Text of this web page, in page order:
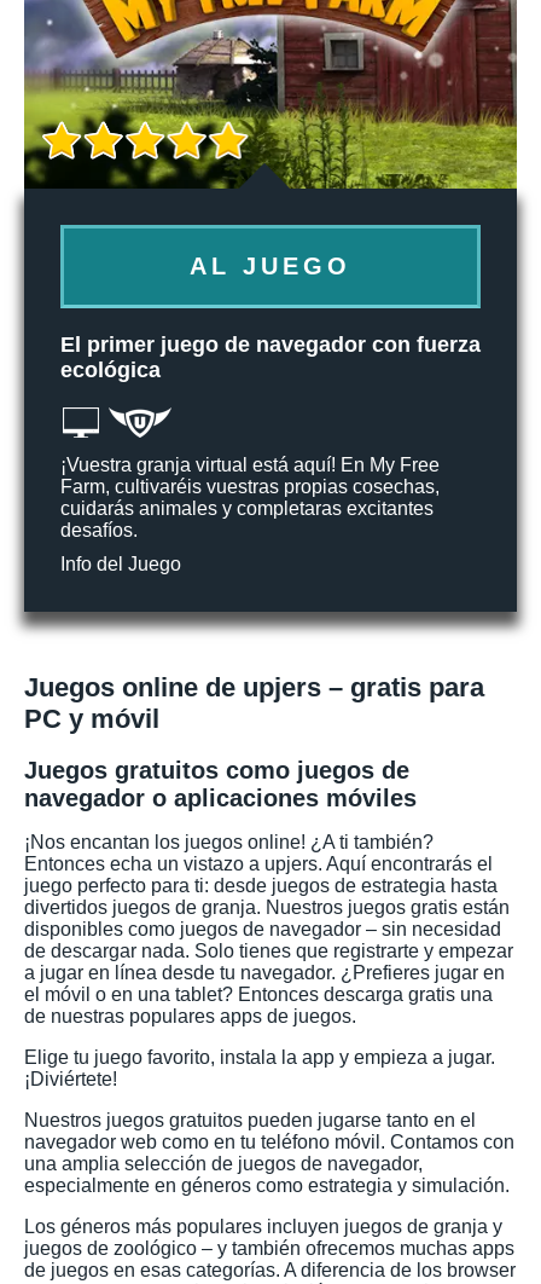
AL JUEGO
El primer juego de navegador con fuerza
ecológica
¡Vuestra granja virtual está aquí! En My Free
Farm, cultivaréis vuestras propias cosechas,
cuidarás animales y completaras excitantes
desafíos.
Info del Juego
Juegos online de upjers – gratis para
PC y móvil
Juegos gratuitos como juegos de
navegador o aplicaciones móviles
¡Nos encantan los juegos online! ¿A ti también?
Entonces echa un vistazo a upjers. Aquí encontrarás el
juego perfecto para ti: desde juegos de estrategia hasta
divertidos juegos de granja. Nuestros juegos gratis están
disponibles como juegos de navegador – sin necesidad
de descargar nada. Solo tienes que registrarte y empezar
a jugar en línea desde tu navegador. ¿Prefieres jugar en
el móvil o en una tablet? Entonces descarga gratis una
de nuestras populares apps de juegos.
Elige tu juego favorito, instala la app y empieza a jugar.
¡Diviértete!
Nuestros juegos gratuitos pueden jugarse tanto en el
navegador web como en tu teléfono móvil. Contamos con
una amplia selección de juegos de navegador,
especialmente en géneros como estrategia y simulación.
Los géneros más populares incluyen juegos de granja y
juegos de zoológico – y también ofrecemos muchas apps
de juegos en esas categorías. A diferencia de los browser